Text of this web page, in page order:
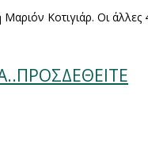
Κοτιγιάρ. Οι άλλες